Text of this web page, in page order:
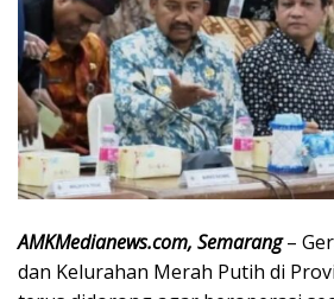
AMKMedianews.com, Semarang–
dan Kelurahan Merah Putih di